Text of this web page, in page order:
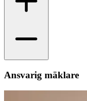
Ansvarig mäklare